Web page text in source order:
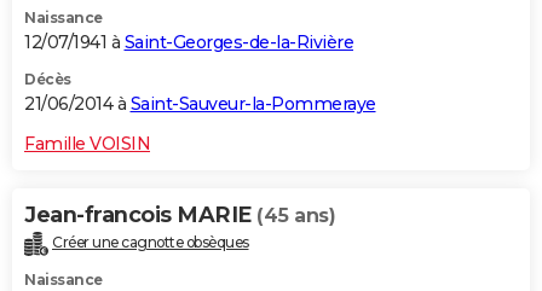
Naissance
12/07/1941 à Saint-Georges-de-la-Rivière
Décès
21/06/2014 à Saint-Sauveur-la-Pommeraye
Famille VOISIN
Jean-francois MARIE (45 ans)
Créer une cagnotte obsèques
Naissance